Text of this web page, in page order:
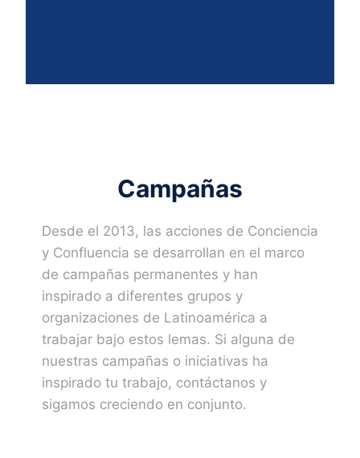
Campañas
Desde el 2013, las acciones de Conciencia
y Confluencia se desarrollan en el marco
de campañas permanentes y han
inspirado a diferentes grupos y
organizaciones de Latinoamérica a
trabajar bajo estos lemas. Si alguna de
nuestras campañas o iniciativas ha
inspirado tu trabajo, contáctanos y
sigamos creciendo en conjunto.